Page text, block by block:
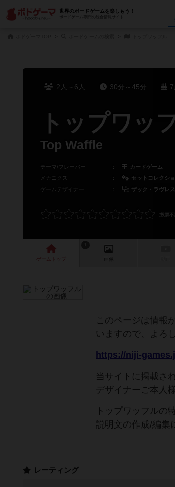
世界のボードゲームを楽しもう！
ボードゲーム専門の総合情報サイト
2人～6人 30分～45分
トップワッ
Top Waffle
テーマ/フレーバー ：
カードゲーム
メカニクス
： セットコレクシ
ゲームデザイナー
： ザック・ラヴレ
ゲーム 画像
このページは情報
いますので、よろ
当サイトに掲載さ
デザイナーご本人
トップワッフルの
説明文の作成/編集
レーティング